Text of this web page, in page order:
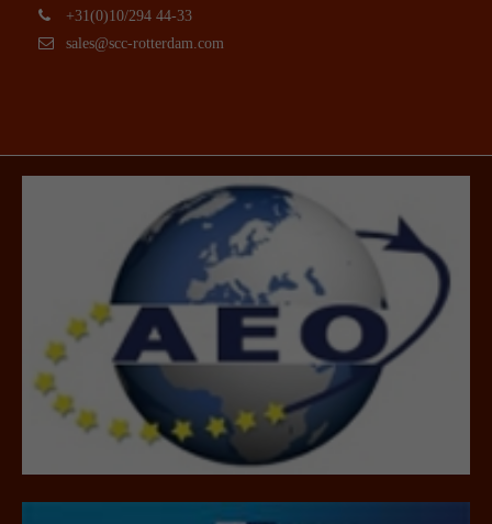
+31(0)10/294 44-33
sales@scc-rotterdam.com